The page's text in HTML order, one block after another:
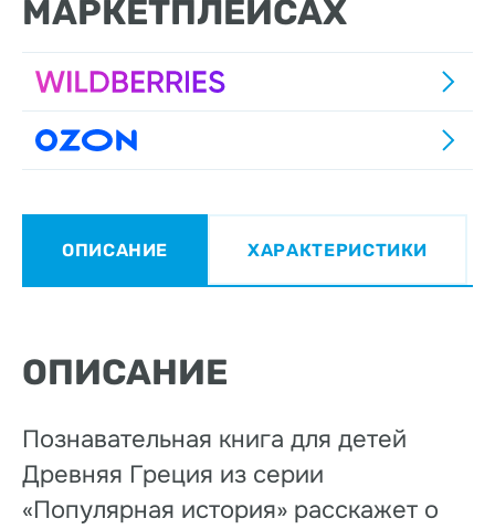
МАРКЕТПЛЕЙСАХ
ОПИСАНИЕ ХАРАКТЕРИСТИКИ
ОПИСАНИЕ
Познавательная книга для детей
Древняя Греция из серии
«Популярная история» расскажет о